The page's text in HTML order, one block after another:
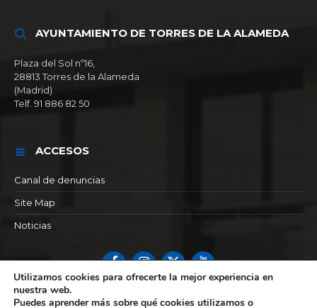
AYUNTAMIENTO DE TORRES DE LA ALAMEDA
Plaza del Sol nº16,
28813 Torres de la Alameda
(Madrid)
Telf. 91 886 82 50
ACCESOS
Canal de denuncias
Site Map
Noticias
FacebookInstagram
X YouTube
Utilizamos cookies para ofrecerte la mejor experiencia en
nuestra web.
Puedes aprender más sobre qué cookies utilizamos o